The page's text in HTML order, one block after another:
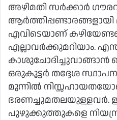
അഴിമതി സർക്കാർ
ആർത്തിപ്പണ്ടാരങ്ങളായി
എവിടെയാണ്‌
എല്ലാവർക്കുമറിയാം.
ഒരുകൂട്ടർ തദ്ദേശ
മുന്നിൽ
ഭരണച്ചുമതലയുള്ളവർ.
പുഴുക്കുത്തുകളെ